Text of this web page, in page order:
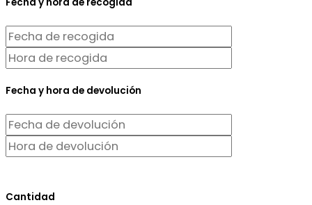
Fecha y hora de devolución
Cantidad